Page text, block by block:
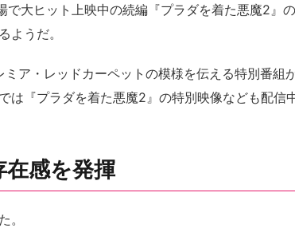
で大ヒット上映中の続編『プラダを着た悪魔2』の
ようだ。
ア・レッドカーペットの模様を伝える特別番組
は『プラダを着た悪魔2』の特別映像なども配信
在感を発揮
。